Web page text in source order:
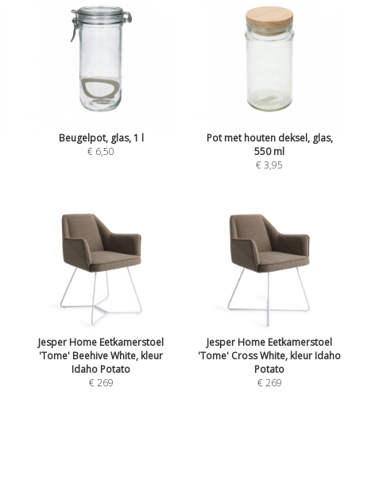
Beugelpot, glas, 1 l
€ 6,50
Pot met houten deksel, glas,
550 ml
€ 3,95
Jesper Home Eetkamerstoel
'Tome' Beehive White, kleur
Idaho Potato
€ 269
Jesper Home Eetkamerstoel
'Tome' Cross White, kleur Idaho
Potato
€ 269